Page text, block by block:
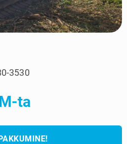
3530
ta